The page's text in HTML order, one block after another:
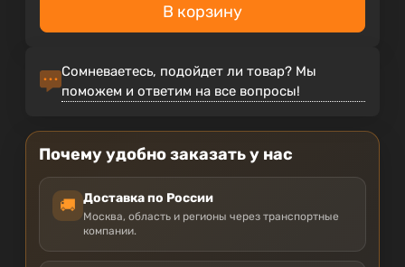
В корзину
Сомневаетесь, подойдет ли товар? Мы
поможем и ответим на все вопросы!
Почему удобно заказать у нас
🚚 Доставка по России
Москва, область и регионы через транспортные
компании.